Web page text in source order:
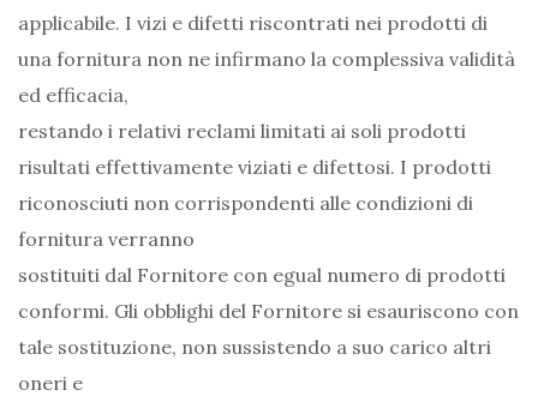
applicabile. I vizi e difetti riscontrati nei prodotti di
una fornitura non ne infirmano la complessiva validità
ed efficacia,
restando i relativi reclami limitati ai soli prodotti
risultati effettivamente viziati e difettosi. I prodotti
riconosciuti non corrispondenti alle condizioni di
fornitura verranno
sostituiti dal Fornitore con egual numero di prodotti
conformi. Gli obblighi del Fornitore si esauriscono con
tale sostituzione, non sussistendo a suo carico altri
oneri e